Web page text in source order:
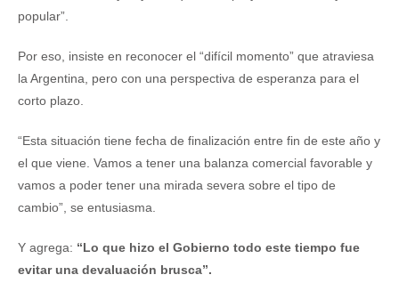
popular”.
Por eso, insiste en reconocer el “difícil momento” que atraviesa
la Argentina, pero con una perspectiva de esperanza para el
corto plazo.
“Esta situación tiene fecha de finalización entre fin de este año y
el que viene. Vamos a tener una balanza comercial favorable y
vamos a poder tener una mirada severa sobre el tipo de
cambio”, se entusiasma.
Y agrega: “Lo que hizo el Gobierno todo este tiempo fue
evitar una devaluación brusca”.